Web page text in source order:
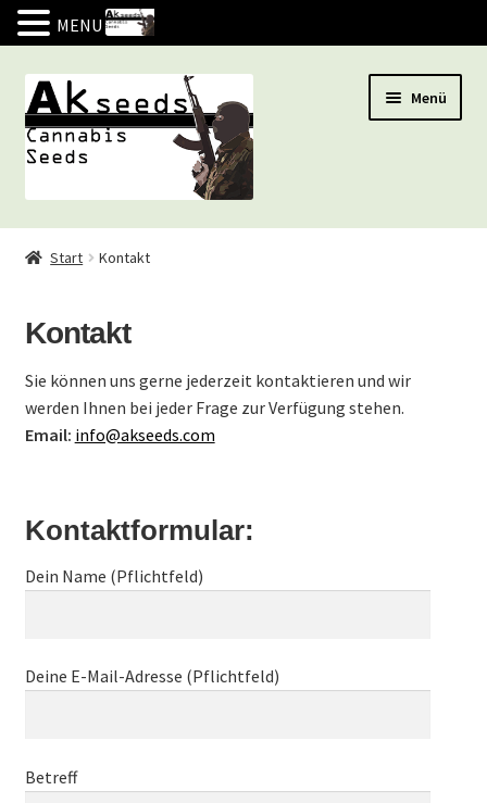
Zur
Navigation
springen
Zum
Inhalt
springen
Menü
Marihuana Samen
Indoor
Outdoor
Fast Flowering
GOLD Strains Edition
Keimung von Samen
Start Kontakt
Kontakt
Sie können uns gerne jederzeit kontaktieren und wir
werden Ihnen bei jeder Frage zur Verfügung stehen.
Email: info@akseeds.com
Kontaktformular:
Dein Name (Pflichtfeld)
Deine E-Mail-Adresse (Pflichtfeld)
Betreff
MENU